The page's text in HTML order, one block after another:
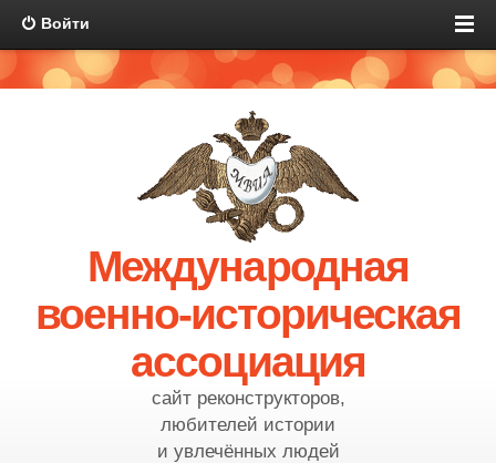
Войти
Международная
военно-историческая
ассоциация
сайт реконструкторов,
любителей истории
и увлечённых людей